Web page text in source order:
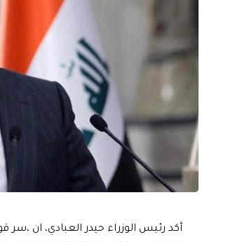
أكد رئيس الوزراء حيدر العبادي، ان ،سر